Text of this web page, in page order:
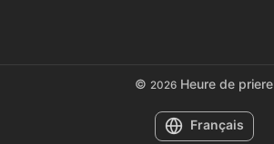
© 2026 Heure de priere
Français